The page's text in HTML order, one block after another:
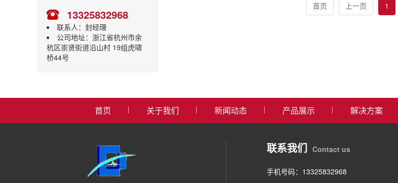
13325832968
联系人：封经理
公司地址：浙江省杭州市余
杭区崇贤街道沿山村 19组虎啸
桥44号
首页 上一页 1
首页 关于我们 新闻动态 产品展示 解决方案
联系我们 Contact us
手机号码：13325832968